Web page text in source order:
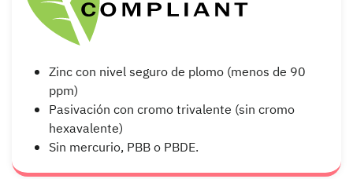
Zinc con nivel seguro de plomo (menos de 90
ppm)
Pasivación con cromo trivalente (sin cromo
hexavalente)
Sin mercurio, PBB o PBDE.